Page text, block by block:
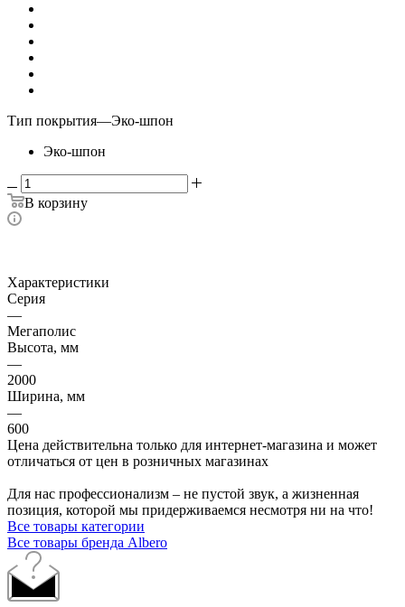
Тип покрытия—Эко-шпон
Эко-шпон
В корзину
Характеристики
Серия
—
Мегаполис
Высота, мм
—
2000
Ширина, мм
—
600
Цена действительна только для интернет-магазина и может
отличаться от цен в розничных магазинах
Для нас профессионализм – не пустой звук, а жизненная
позиция, которой мы придерживаемся несмотря ни на что!
Все товары категории
Все товары бренда Albero